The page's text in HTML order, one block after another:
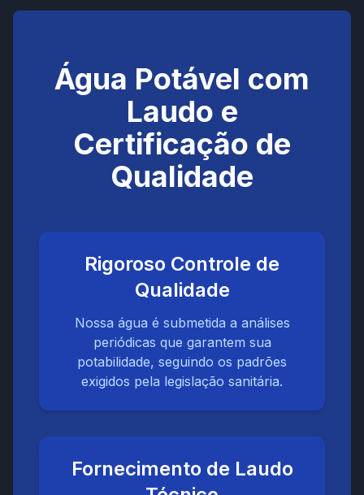
Água Potável com
Laudo e
Certificação de
Qualidade
Rigoroso Controle de
Qualidade
Nossa água é submetida a análises
periódicas que garantem sua
potabilidade, seguindo os padrões
exigidos pela legislação sanitária.
Fornecimento de Laudo